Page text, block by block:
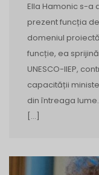
Ella Hamonic s-a
prezent funcția
domeniul
funcție, ea
UNESCO-IIEP,
capacității
din întreaga
[…]